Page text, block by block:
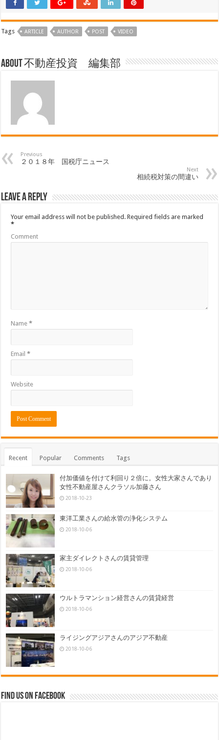
Tags ARTICLE AUTHOR POST VIDEO
About 不動産投資 編集部
Previous
２０１８年 国税庁ニュース
Next
相続税対策の間違い
Leave a Reply
Your email address will not be published. Required fields are marked
*
Comment
Name*
Email*
Website
Recent Popular Comments Tags
付加価値を付けて利回り２倍に。女性大家さんであり
女性不動産屋さんクラソル加藤さん
2018-10-23
東洋工業さんの給水管の浄化システム
2018-10-06
家主ダイレクトさんの賃貸管理
2018-10-06
ウルトラマンション経営さんの賃貸経営
2018-10-06
ライジングアジアさんのアジア不動産
2018-10-06
Find us on Facebook